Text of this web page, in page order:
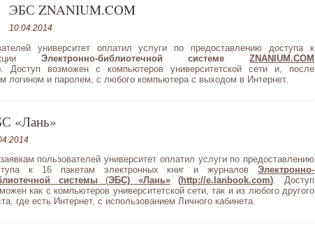
ЭБС ZNANIUM.COM
10.04.2014
университет оплатил услуги по предоставлению доступа к
Электронно-библиотечной системе ZNANIUM.COM
. Доступ возможен с компьютеров университетской сети и, после
логином и паролем, с любого компьютера с выходом в Интернет.
«Лань»
пользователей университет оплатил услуги по предоставлению
к 16 пакетам электронных книг и журналов Электронно-
системы(ЭБС) «Лань»(http://e.lanbook.com) . Доступ
как с компьютеров университетской сети, так и из любого другого
где есть Интернет, с использованием Личного кабинета.